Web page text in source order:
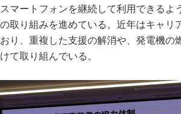
マートフォンを継続して利用できるよ
取り組みを進めている。近年はキャリ
り、重複した支援の解消や、発電機の
て取り組んでいる。